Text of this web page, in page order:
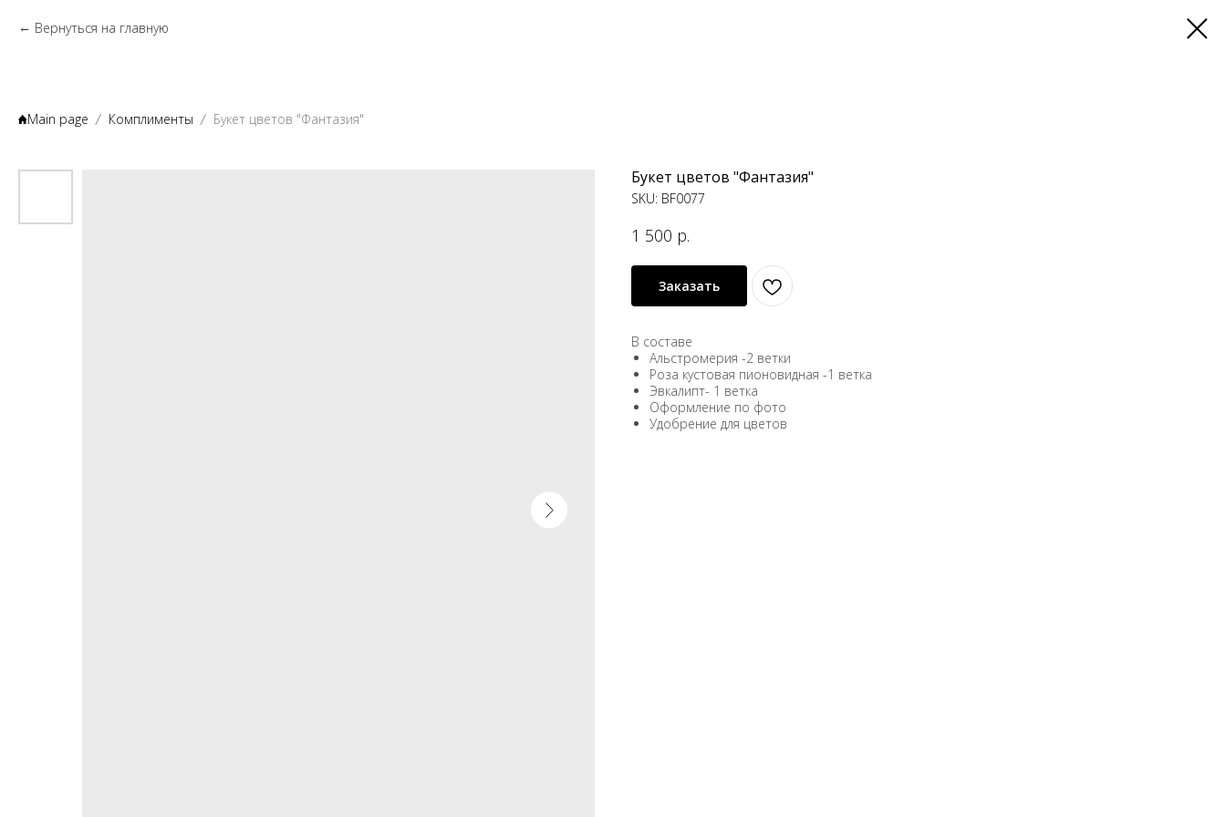
Вернуться на главную
Main page Комплименты Букет цветов "Фантазия"
Букет цветов "Фантазия"
SKU: BF0077
1 500 р.
Заказать
В составе
Альстромерия -2 ветки
Роза кустовая пионовидная -1 ветка
Эвкалипт- 1 ветка
Оформление по фото
Удобрение для цветов